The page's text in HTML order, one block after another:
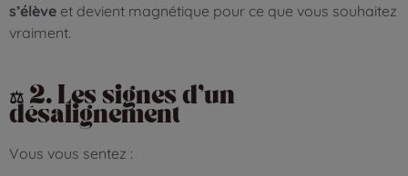
s’élève et devient magnétique pour ce que vous souhaitez
vraiment.
⚖️ 2. Les signes d’un
désalignement
Vous vous sentez :